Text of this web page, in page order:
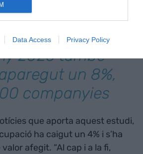
Data Access Privacy Policy
i el 2014, van
d'empreses i
2020 també
un 8%,
companyies
que aporta aquest estudi,
ha caigut un 4% i s’ha
afegit. “Al cap i a la fi,